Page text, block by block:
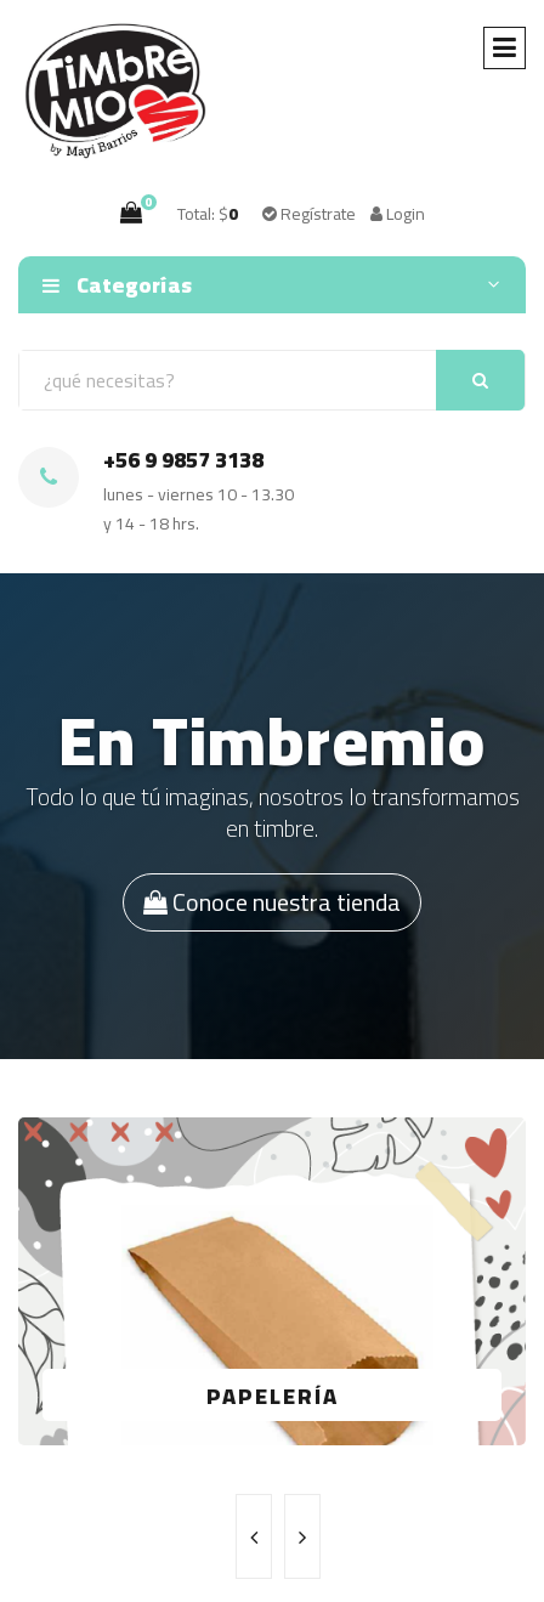
0 Total: $0 Regístrate Login
Categorías
+56 9 9857 3138
lunes - viernes 10 - 13.30
y 14 - 18 hrs.
En Timbremio
Todo lo que tú imaginas, nosotros lo transformamos
en timbre.
Conoce nuestra tienda
PAPELERÍA